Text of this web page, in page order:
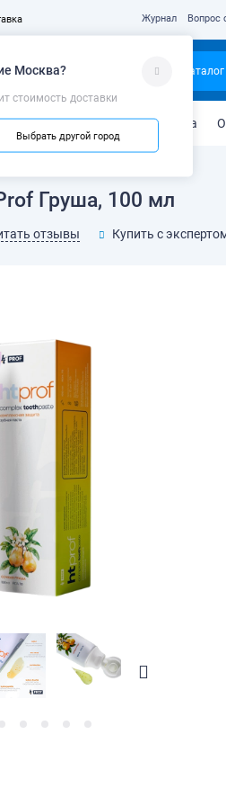
Москва?
стоимость доставки
Выбрать другой город
Журнал Вопрос
Каталог
эмали Защита от кариеса
Груша, 100 мл
отзывы Купить с